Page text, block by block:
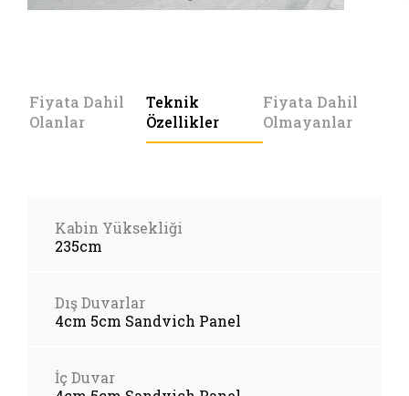
Fiyata Dahil
Olanlar
Teknik
Özellikler
Fiyata Dahil
Olmayanlar
Kabin Yüksekliği
235cm
Dış Duvarlar
4cm 5cm Sandvich Panel
İç Duvar